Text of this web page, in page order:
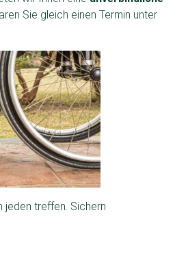
Sie gleich einen Termin unter
jeden treffen. Sichern